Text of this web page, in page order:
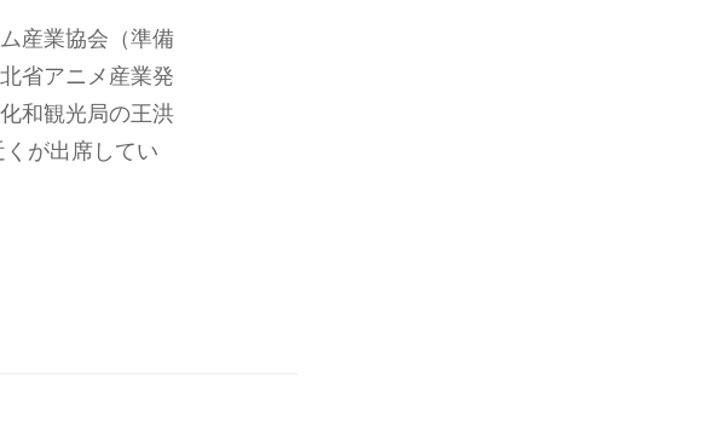
産業協会（準備
省アニメ産業発
和観光局の王洪
が出席してい